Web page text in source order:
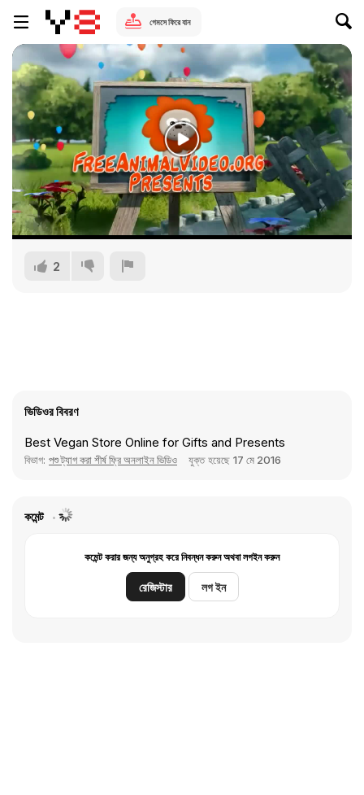
গেমসে ফিরে যান
2
ভিডিওর বিবরণ
Best Vegan Store Online for Gifts and Presents
বিভাগ: পশু ট্যাগ করা শীর্ষ ফ্রি অনলাইন ভিডিও যুক্ত হয়েছে 17 মে 2016
কমেন্ট
কমেন্ট করার জন্য অনুগ্রহ করে নিবন্ধন করুন অথবা লগইন করুন
রেজিস্টার লগ ইন